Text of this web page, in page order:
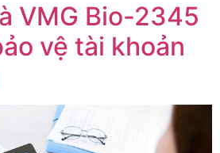
VMG Bio-2345
vệ tài khoản